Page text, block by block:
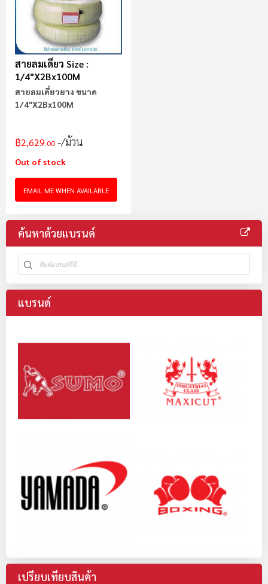
สายลมเดี่ยว Size :
1/4"x2Bx100M
สายลมเดี่ยวยาง ขนาด
1/4"x2Bx100M
฿2,629.00 /ม้วน
Out of stock
EMAIL ME WHEN AVAILABLE
ค้นหาด้วยแบรนด์
แบรนด์
เปรียบเทียบสินค้า